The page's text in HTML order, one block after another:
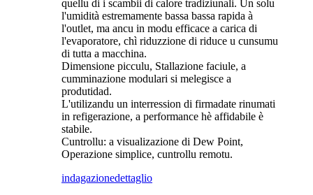
quellu di i scambii di calore tradiziunali. Ùn solu
l'umidità estremamente bassa bassa rapida à
l'outlet, ma ancu in modu efficace a carica di
l'evaporatore, chì riduzzione di riduce u cunsumu
di tutta a macchina.
Dimensione picculu, Stallazione faciule, a
cumminazione modulari si melegisce a
produtidad.
L'utilizandu un interression di firmadate rinumati
in refigerazione, a performance hè affidabile è
stabile.
Cuntrollu: a visualizazione di Dew Point,
Operazione simplice, cuntrollu remotu.
indagazionedettaglio